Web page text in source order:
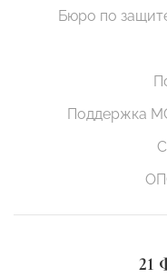
Бюро по
Поддержка
21